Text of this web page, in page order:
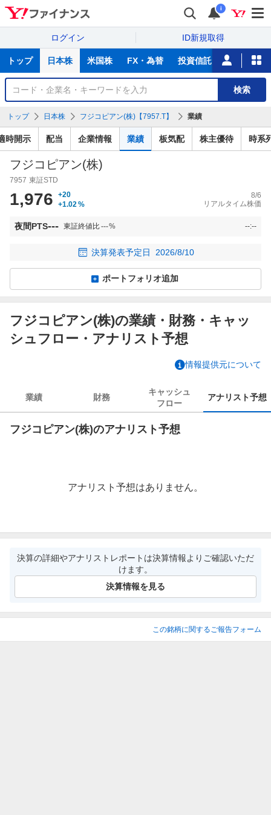
i
ログイン ID新規取得
サ
トップ 日本株 米国株 FX・為替 投資信託 ニュース
銘
検
索
検索
トップ 日本株 フジコピアン(株)【7957.T】 業績
時開示 配当 企業情報 業績 板気配 株主優待 時系
フジコピアン(株)
7957 東証STD
1,976
+20
+1.02 %
8/6
リアルタイム株価
夜間PTS--- 東証終値比---% --:--
決算発表予定日 2026/8/10
ポートフォリオ追加
フジコピアン(株)の業績・財務・キャッ
シュフロー・アナリスト予想
情報提供元について
業績 財務
キャッシュ
フロー
アナリスト予想
フジコピアン(株)のアナリスト予想
アナリスト予想はありません。
決算の詳細やアナリストレポートは決算情報よりご確認いただ
けます。
決算情報を見る
この銘柄に関するご報告フォーム